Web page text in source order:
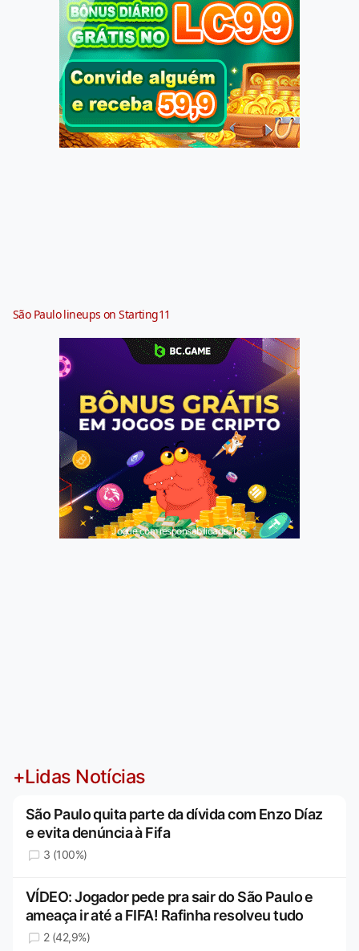
São Paulo lineups on Starting11
Jogue com responsabilidade. 18+
+Lidas Notícias
São Paulo quita parte da dívida com Enzo Díaz
e evita denúncia à Fifa
3 (100%)
VÍDEO: Jogador pede pra sair do São Paulo e
ameaça ir até a FIFA! Rafinha resolveu tudo
2 (42,9%)